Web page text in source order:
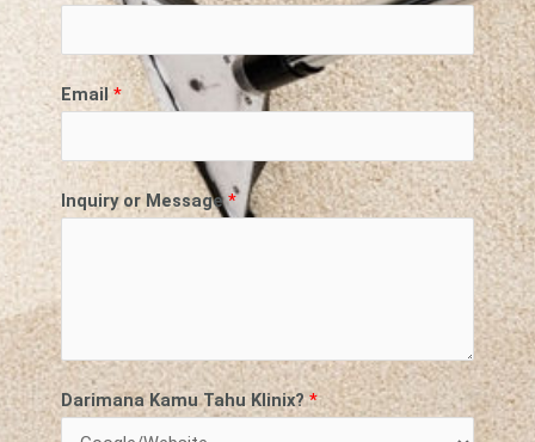
Email *
Inquiry or Message*
Darimana Kamu Tahu Klinix?*